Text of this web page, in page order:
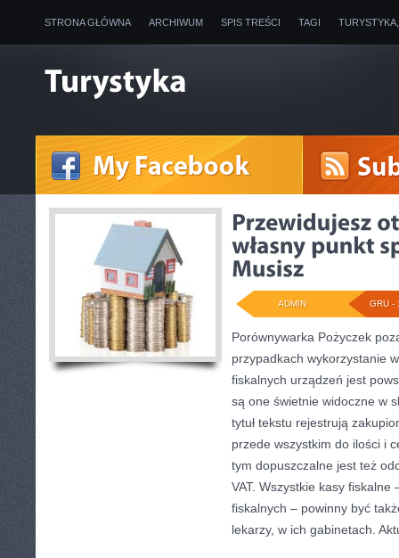
STRONA GŁÓWNA ARCHIWUM SPIS TREŚCI TAGI
GRU -
ADMIN
Porównywarka Pożyczek
przypadkach wykorzystanie
fiskalnych urządzeń jest
są one świetnie widoczne w
tytuł tekstu rejestrują
przede wszystkim do ilości i
tym dopuszczalne jest też
VAT. Wszystkie kasy fiskalne
fiskalnych – powinny być
lekarzy, w ich gabinetach.